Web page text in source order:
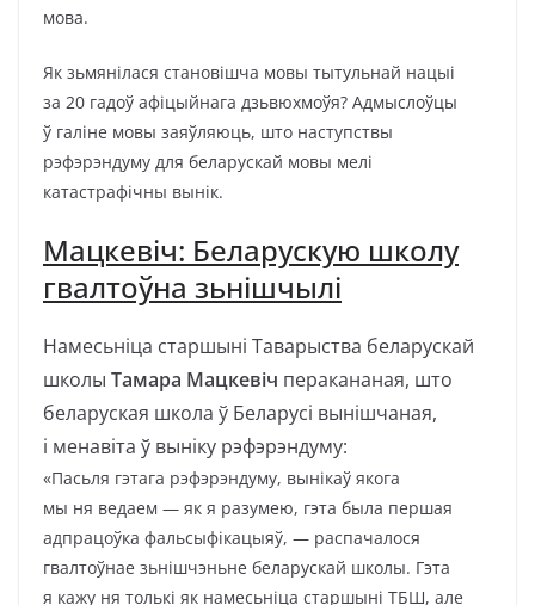
мова.
Як зьмянілася становішча мовы тытульнай нацыі
за 20 гадоў афіцыйнага дзьвюхмоўя? Адмыслоўцы
ў галіне мовы заяўляюць, што наступствы
рэфэрэндуму для беларускай мовы мелі
катастрафічны вынік.
Мацкевіч: Беларускую школу
гвалтоўна зьнішчылі
Намесьніца старшыні Таварыства беларускай
школы Тамара Мацкевіч перакананая, што
беларуская школа ў Беларусі вынішчаная,
і менавіта ў выніку рэфэрэндуму:
«Пасьля гэтага рэфэрэндуму, вынікаў якога
мы ня ведаем — як я разумею, гэта была першая
адпрацоўка фальсыфікацыяў, — распачалося
гвалтоўнае зьнішчэньне беларускай школы. Гэта
я кажу ня толькі як намесьніца старшыні ТБШ, але